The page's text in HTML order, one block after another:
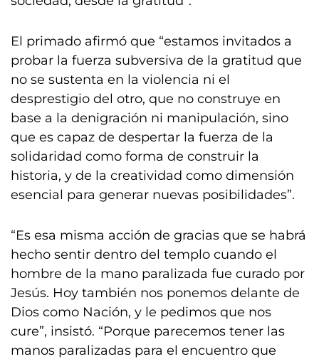
El primado afirmó que “estamos invitados a
probar la fuerza subversiva de la gratitud que
no se sustenta en la violencia ni el
desprestigio del otro, que no construye en
base a la denigración ni manipulación, sino
que es capaz de despertar la fuerza de la
solidaridad como forma de construir la
historia, y de la creatividad como dimensión
esencial para generar nuevas posibilidades”.
“Es esa misma acción de gracias que se habrá
hecho sentir dentro del templo cuando el
hombre de la mano paralizada fue curado por
Jesús. Hoy también nos ponemos delante de
Dios como Nación, y le pedimos que nos
cure”, insistó. “Porque parecemos tener las
manos paralizadas para el encuentro que